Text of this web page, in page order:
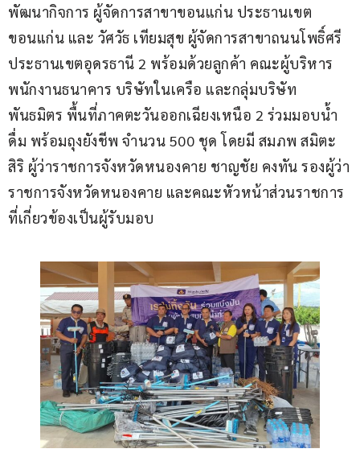
พัฒนากิจการ ผู้จัดการสาขาขอนแก่น ประธานเขต
ขอนแก่น และ วัศวัธ เทียมสุข ผู้จัดการสาขาถนนโพธิ์ศรี
ประธานเขตอุดรธานี 2 พร้อมด้วยลูกค้า คณะผู้บริหาร
พนักงานธนาคาร บริษัทในเครือ และกลุ่มบริษัท
พันธมิตร พื้นที่ภาคตะวันออกเฉียงเหนือ 2 ร่วมมอบน้ำ
ดื่ม พร้อมถุงยังชีพ จำนวน 500 ชุด โดยมี สมภพ สมิตะ
สิริ ผู้ว่าราชการจังหวัดหนองคาย ชาญชัย คงทัน รองผู้ว่า
ราชการจังหวัดหนองคาย และคณะหัวหน้าส่วนราชการ
ที่เกี่ยวข้องเป็นผู้รับมอบ